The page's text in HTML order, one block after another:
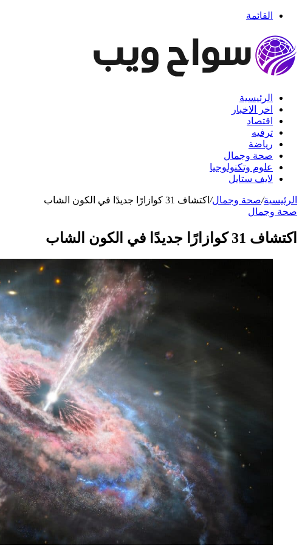
القائمة
الرئيسية
اخر الاخبار
اقتصاد
ترفيه
رياضة
صحة وجمال
علوم وتكنولوجيا
لايف ستايل
الرئيسية/صحة وجمال/ اكتشاف 31 كوازارًا جديدًا في الكون الشاب
صحة وجمال
اكتشاف 31 كوازارًا جديدًا في الكون الشاب